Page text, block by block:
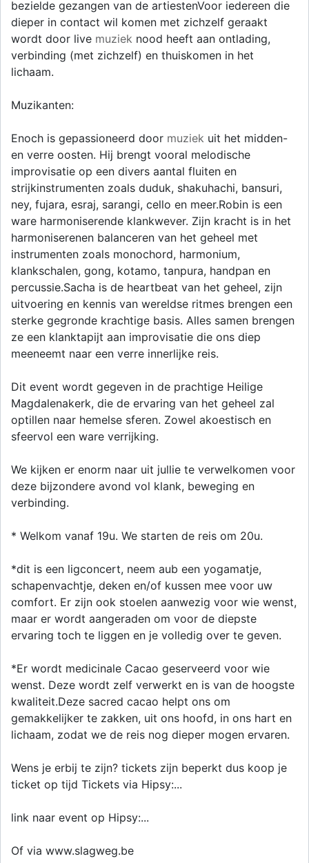
bezielde gezangen van de artiestenVoor iedereen die
dieper in contact wil komen met zichzelf geraakt
wordt door live muziek nood heeft aan ontlading,
verbinding (met zichzelf) en thuiskomen in het
lichaam.
Muzikanten:
Enoch is gepassioneerd door muziek uit het midden-
en verre oosten. Hij brengt vooral melodische
improvisatie op een divers aantal fluiten en
strijkinstrumenten zoals duduk, shakuhachi, bansuri,
ney, fujara, esraj, sarangi, cello en meer.Robin is een
ware harmoniserende klankwever. Zijn kracht is in het
harmoniserenen balanceren van het geheel met
instrumenten zoals monochord, harmonium,
klankschalen, gong, kotamo, tanpura, handpan en
percussie.Sacha is de heartbeat van het geheel, zijn
uitvoering en kennis van wereldse ritmes brengen een
sterke gegronde krachtige basis. Alles samen brengen
ze een klanktapijt aan improvisatie die ons diep
meeneemt naar een verre innerlijke reis.
Dit event wordt gegeven in de prachtige Heilige
Magdalenakerk, die de ervaring van het geheel zal
optillen naar hemelse sferen. Zowel akoestisch en
sfeervol een ware verrijking.
We kijken er enorm naar uit jullie te verwelkomen voor
deze bijzondere avond vol klank, beweging en
verbinding.
* Welkom vanaf 19u. We starten de reis om 20u.
*dit is een ligconcert, neem aub een yogamatje,
schapenvachtje, deken en/of kussen mee voor uw
comfort. Er zijn ook stoelen aanwezig voor wie wenst,
maar er wordt aangeraden om voor de diepste
ervaring toch te liggen en je volledig over te geven.
*Er wordt medicinale Cacao geserveerd voor wie
wenst. Deze wordt zelf verwerkt en is van de hoogste
kwaliteit.Deze sacred cacao helpt ons om
gemakkelijker te zakken, uit ons hoofd, in ons hart en
lichaam, zodat we de reis nog dieper mogen ervaren.
Wens je erbij te zijn? tickets zijn beperkt dus koop je
ticket op tijd Tickets via Hipsy:...
link naar event op Hipsy:...
Of via www.slagweg.be